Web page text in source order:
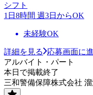
シフト
1日8時間 週3日からOK
未経験OK
詳細を見る
応募画面に
アルバイト・パート
本日で掲載終了
三和警備保障株式会社